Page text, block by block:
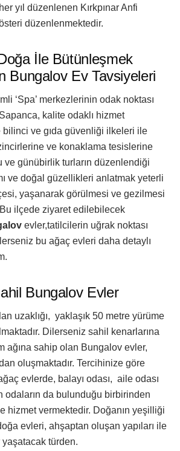
yıl düzenlenen Kırkpınar Anfi
düzenlenmektedir.
İle Bütünleşmek
Bungalov Ev Tavsiyeleri
‘Spa’ merkezlerinin odak noktası
kalite odaklı hizmet
bilinci ve gıda güvenliği ilkeleri ile
ve konaklama tesislerine
ve günübirlik turların düzenlendiği
ve doğal güzellikleri anlatmak yeterli
yaşanarak görülmesi ve gezilmesi
ilçede ziyaret edilebilecek
evler,tatilcilerin uğrak noktası
bu ağaç evleri daha detaylı
Bungalov Evler
uzaklığı, yaklaşık 50 metre yürüme
Dilerseniz sahil kenarlarına
ağına sahip olan Bungalov evler,
oluşmaktadır. Tercihinize göre
evlerde, balayı odası, aile odası
odaların da bulunduğu birbirinden
hizmet vermektedir. Doğanın yeşilliği
evleri, ahşaptan oluşan yapıları ile
türden.